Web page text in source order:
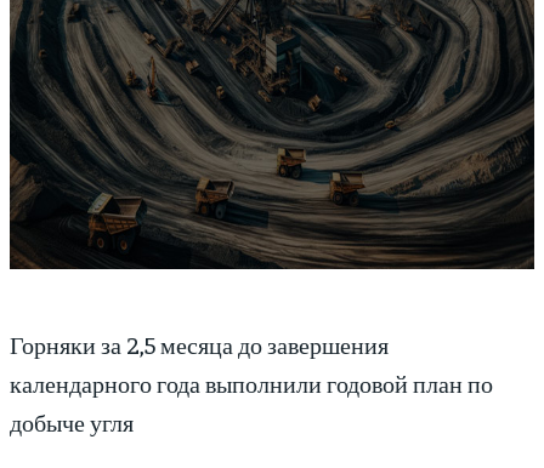
Горняки за 2,5 месяца до завершения
календарного года выполнили годовой план по
добыче угля